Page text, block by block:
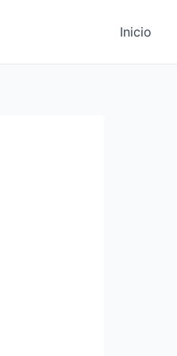
Inicio